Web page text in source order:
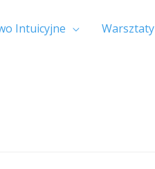
Intuicyjne Warsztaty